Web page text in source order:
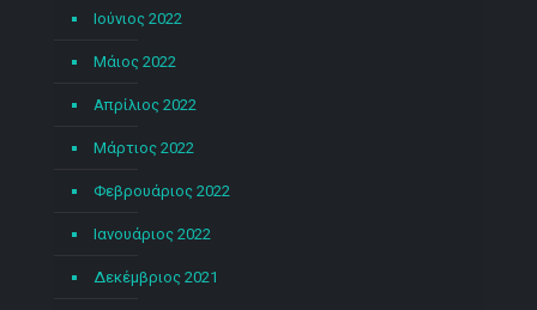
Ιούνιος 2022
Μάιος 2022
Απρίλιος 2022
Μάρτιος 2022
Φεβρουάριος 2022
Ιανουάριος 2022
Δεκέμβριος 2021